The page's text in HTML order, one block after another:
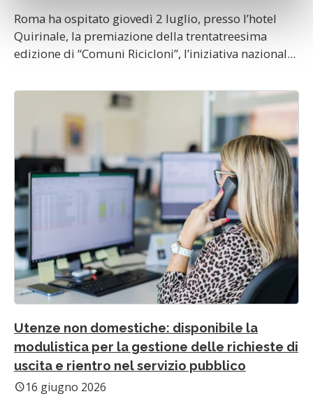
Roma ha ospitato giovedì 2 luglio, presso l’hotel
Quirinale, la premiazione della trentatreesima
edizione di “Comuni Ricicloni”, l’iniziativa nazional...
Utenze non domestiche: disponibile la
modulistica per la gestione delle richieste di
uscita e rientro nel servizio pubblico
schedule16 giugno 2026